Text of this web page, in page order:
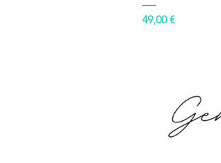
Prezzo
49,00 €